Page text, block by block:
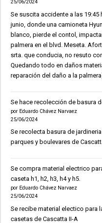
25/06/2024
Se suscita accidente a las 19:45
junio, donde una camioneta
blanco, pierde el contol,
palmera en el blvd. Meseta.
srta. que conducia, no resuto
Quedando todo en daños
reparación del daño a la
Se hace recolección de basura
por Eduardo Chávez Narvaez
25/06/2024
Se recolecta basura de
parques y boulevares de
Se compra material electrico
caseta h1, h2, h3, h4 y h5.
por Eduardo Chávez Narvaez
25/06/2024
Se recibe material electico para
casetas de Cascatta II-A